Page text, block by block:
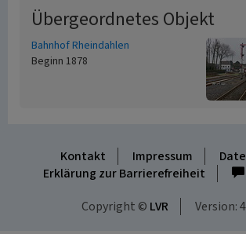
Übergeordnetes Objekt
Bahnhof Rheindahlen
Beginn 1878
Kontakt Impressum
Erklärung zur Barrierefreiheit
Copyright © LVR Version: